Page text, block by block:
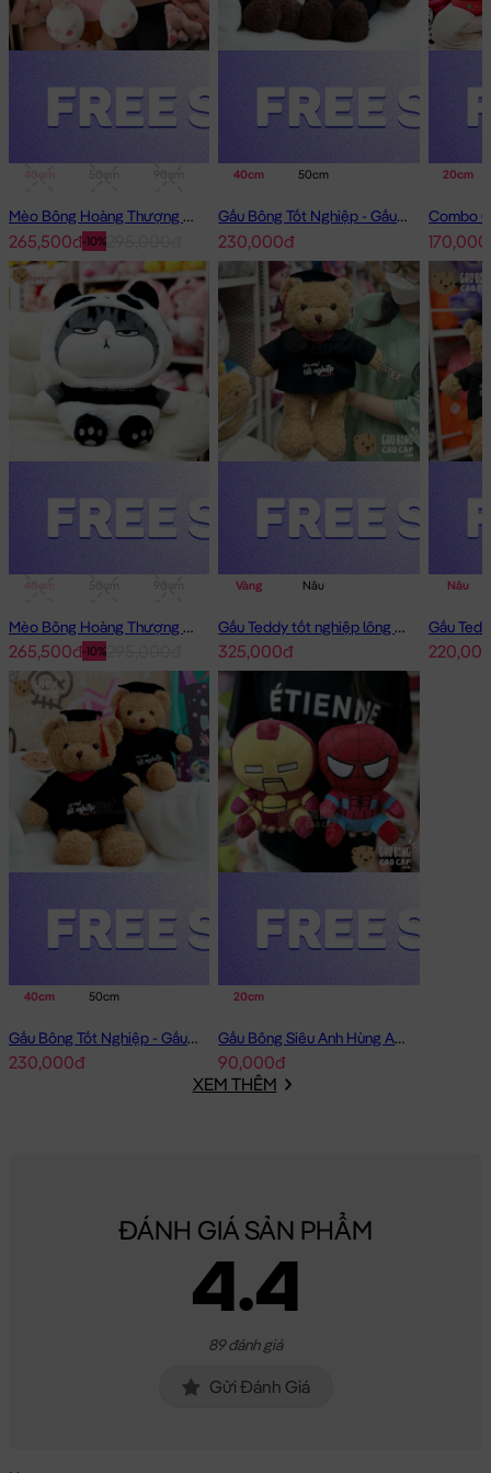
1m
Mèo Bông Hoàng Thượng Cosplay Thỏ Hồng
-10%
265,500đ
40cm 50cm
Gấu Bông Tốt Nghiệp - Gấu Teddy tốt nghiệp lông xù màu Nâu
230,000đ
20cm
1m
Mèo Bông Hoàng Thượng Cosplay Panda
-10%
265,500đ
Vàng Nâu
Gấu Teddy tốt nghiệp lông xù 50cm
325,000đ
Nâu
40cm 50cm
Gấu Bông Tốt Nghiệp - Gấu Teddy tốt nghiệp lông xù màu Vàng
230,000đ
20cm
Gấu Bông Siêu Anh Hùng Avenger Nhí
90,000đ
XEM THÊM
ĐÁNH GIÁ SẢN PHẨM
4.4
89 đánh giá
Gửi Đánh Giá